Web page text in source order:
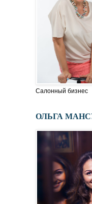
Салонный бизнес
ОЛЬГА